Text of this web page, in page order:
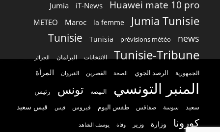
Huawei mate 10 pro
iT-News
Jumia
Jumia Tunisie
la femme
Maroc
METEO
news
prévisions météo
Tunisia
Tunisie
Tunisie-Tribune الانتخابات البرلمان الجزائر
الجمهورية الرصد الجوي الصحة القصرين القيروان المرأة
المنبر التونسي النهضة تونس رئيس
سعيد سوسة صفاقس طقس اليوم فيروس قيس قيس سعيد
كورونا وزارة وزير وفاة يوسف الشاهد